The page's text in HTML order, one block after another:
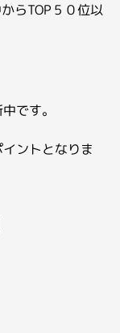
らTOP５０位以
です。
ントとなりま